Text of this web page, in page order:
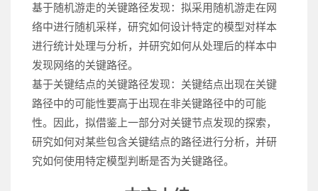
基于随机游走的关键路径发现：拟采用随机游走在网
络中进行随机采样，研究如何设计特定的模型对样本
进行统计处理与分析，并研究如何从处理后的样本中
发现网络的关键路径。
基于关键结点的关键路径发现：关键结点出现在关键
路径中的可能性要高于出现在非关键路径中的可能
性。因此，拟借鉴上一部分对关键节点发现的探索，
研究如何对某些包含关键结点的路径进行分析，并研
究如何使用特定模型判断是否为关键路径。